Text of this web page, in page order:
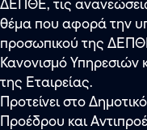
ΔΕΠΘΕ, τις
θέμα που αφορά την
προσωπικού της
Κανονισμό Υπηρεσιών
της Εταιρείας.
Προτείνει στο
Προέδρου και